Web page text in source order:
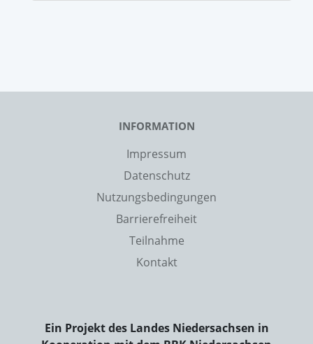
INFORMATION
Impressum
Datenschutz
Nutzungsbedingungen
Barrierefreiheit
Teilnahme
Kontakt
Ein Projekt des Landes Niedersachsen in